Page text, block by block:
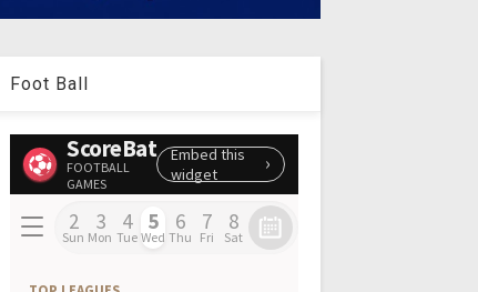
Foot Ball